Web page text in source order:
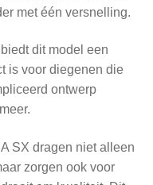
met één versnelling.
dit model een
is voor diegenen die
ontwerp
SX dragen niet alleen
zorgen ook voor